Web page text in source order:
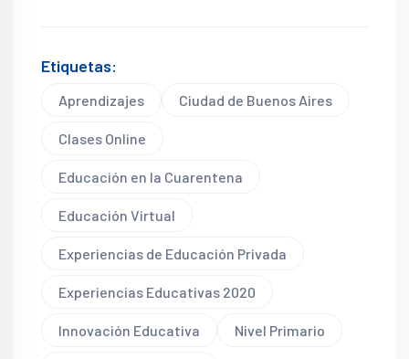
Etiquetas:
Aprendizajes Ciudad de Buenos Aires
Clases Online
Educación en la Cuarentena
Educación Virtual
Experiencias de Educación Privada
Experiencias Educativas 2020
Innovación Educativa Nivel Primario